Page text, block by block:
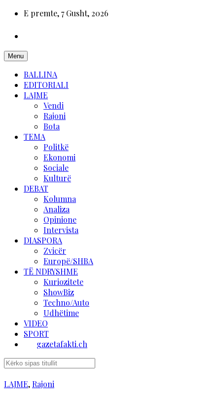
E premte, 7 Gusht, 2026
Menu
BALLINA
EDITORIALI
LAJME
Vendi
Rajoni
Bota
TEMA
Politkë
Ekonomi
Sociale
Kulturë
DEBAT
Kolumna
Analiza
Opinione
Intervista
DIASPORA
Zvicër
Europë/SHBA
TË NDRYSHME
Kuriozitete
ShowBiz
Techno/Auto
Udhëtime
VIDEO
SPORT
gazetafakti.ch
LAJME, Rajoni